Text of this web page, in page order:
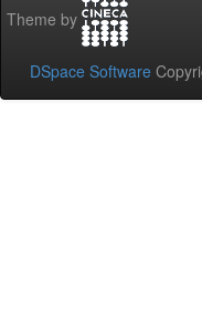
Theme by
DSpace Software